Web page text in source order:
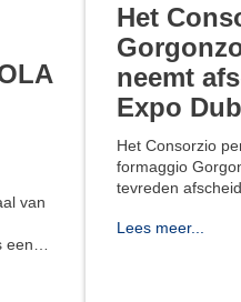
van
een
Het
neemt
Expo
Het Consorzio
formaggio
tevreden
waar 192 landen
Lees meer...